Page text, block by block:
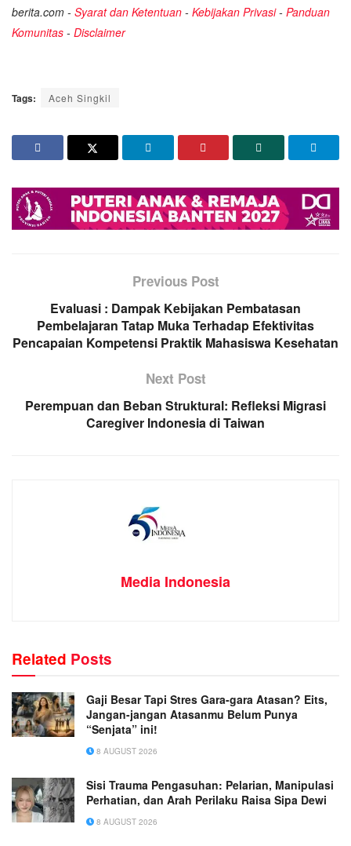
berita.com - Syarat dan Ketentuan - Kebijakan Privasi- Panduan
Komunitas - Disclaimer
Tags: Aceh Singkil
Previous Post
Evaluasi : Dampak Kebijakan Pembatasan
Pembelajaran Tatap Muka Terhadap Efektivitas
Pencapaian Kompetensi Praktik Mahasiswa Kesehatan
Next Post
Perempuan dan Beban Struktural: Refleksi Migrasi
Caregiver Indonesia di Taiwan
Media Indonesia
Related Posts
Gaji Besar Tapi Stres Gara-gara Atasan? Eits,
Jangan-jangan Atasanmu Belum Punya
“Senjata” ini!
8 AUGUST 2026
Sisi Trauma Pengasuhan: Pelarian, Manipulasi
Perhatian, dan Arah Perilaku Raisa Sipa Dewi
8 AUGUST 2026